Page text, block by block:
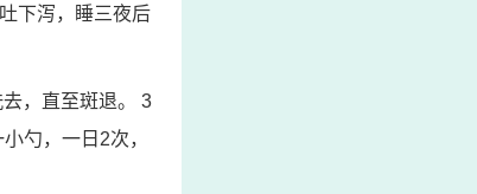
下泻，睡三夜后
，直至斑退。 3
勺，一日2次，